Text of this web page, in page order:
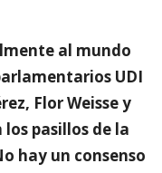
al mundo
UDI
Flor Weisse y
pasillos de la
hay un consenso